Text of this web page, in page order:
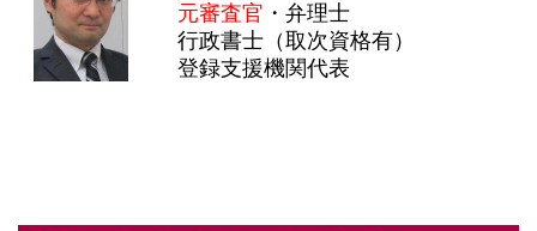
元審査官 ・弁理士
行政書士（取次資格有）
登録支援機関代表